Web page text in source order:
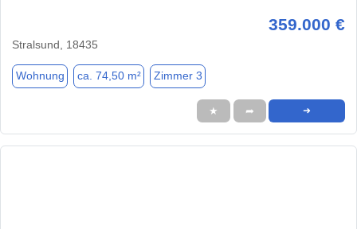
359.000 €
Stralsund, 18435
Wohnung ca. 74,50 m² Zimmer 3
★ ➦ ➜